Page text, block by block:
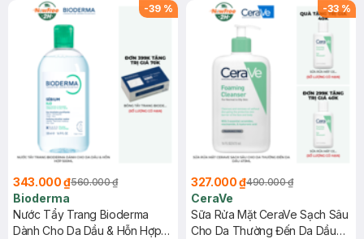
-39 %
343.000 ₫560.000 ₫
Bioderma
Nước Tẩy Trang Bioderma
Dành Cho Da Dầu & Hỗn Hợp
-33 %
327.000 ₫490.000 ₫
CeraVe
Sữa Rửa Mặt CeraVe Sạch Sâu
Cho Da Thường Đến Da Dầu